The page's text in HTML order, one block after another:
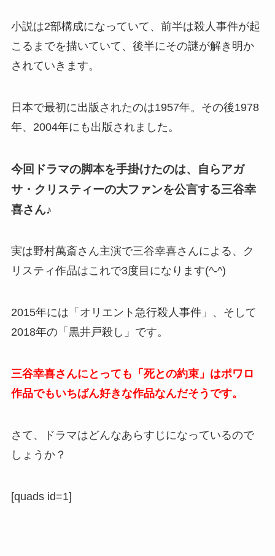
小説は2部構成になっていて、前半は殺人事件が起
こるまでを描いていて、後半にその謎が解き明か
されていきます。
日本で最初に出版されたのは1957年。その後1978
年、2004年にも出版されました。
今回ドラマの脚本を手掛けたのは、自らアガ
サ・クリスティーの大ファンを公言する三谷幸
喜さん♪
実は野村萬斎さん主演で三谷幸喜さんによる、ク
リスティ作品はこれで3度目になります(^-^)
2015年には「オリエント急行殺人事件」、そして
2018年の「黒井戸殺し」です。
三谷幸喜さんにとっても「死との約束」はポワロ
作品でもいちばん好きな作品なんだそうです。
さて、ドラマはどんなあらすじになっているので
しょうか？
[quads id=1]